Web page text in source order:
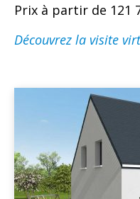
Prix à partir de 121
Découvrez la visite